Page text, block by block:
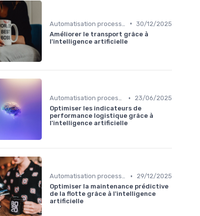
• 30/12/2025
Améliorer le transport grâce à
l'intelligence artificielle
Automatisation processus •
23/06/2025
Optimiser les indicateurs de
performance logistique grâce à
l'intelligence artificielle
Automatisation processus •
29/12/2025
Optimiser la maintenance prédictive
de la flotte grâce à l'intelligence
artificielle